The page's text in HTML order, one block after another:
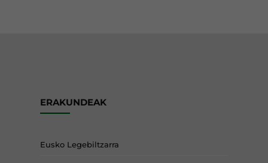
ERAKUNDEAK
Eusko Legebiltzarra